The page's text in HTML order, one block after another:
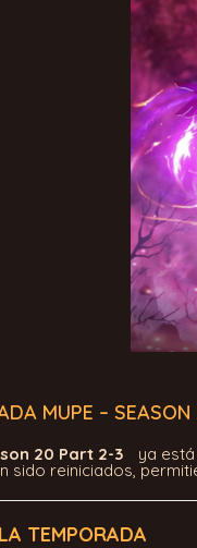
MUPE –
20 Part 2-3 ya
sido reiniciados,
TEMPORADA